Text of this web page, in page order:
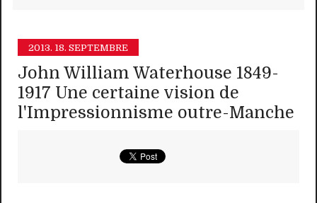
2013. 18. SEPTEMBRE
John William Waterhouse 1849-
1917 Une certaine vision de
l'Impressionnisme outre-Manche